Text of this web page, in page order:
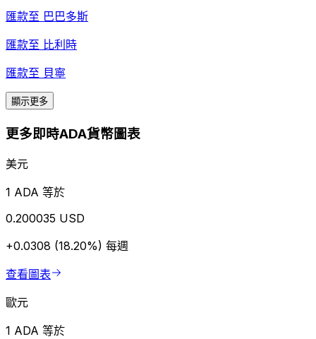
匯款至 巴巴多斯
匯款至 比利時
匯款至 貝寧
顯示更多
更多即時ADA貨幣圖表
美元
1 ADA 等於
0.200035 USD
+0.0308 (18.20%) 每週
查看圖表
歐元
1 ADA 等於